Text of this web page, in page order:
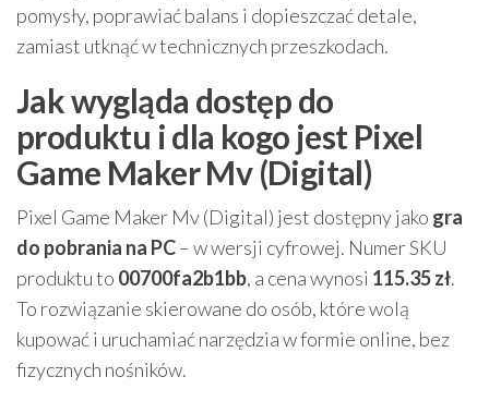
pomysły, poprawiać balans i dopieszczać detale,
zamiast utknąć w technicznych przeszkodach.
Jak wygląda dostęp do
produktu i dla kogo jest Pixel
Game Maker Mv (Digital)
Pixel Game Maker Mv (Digital) jest dostępny jako gra
do pobrania na PC– w wersji cyfrowej. Numer SKU
produktu to 00700fa2b1bb, a cena wynosi 115.35 zł.
To rozwiązanie skierowane do osób, które wolą
kupować i uruchamiać narzędzia w formie online, bez
fizycznych nośników.